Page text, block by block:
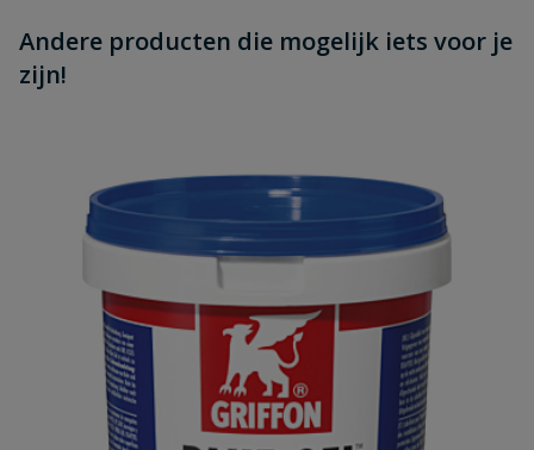
Andere producten die mogelijk iets voor je
zijn!